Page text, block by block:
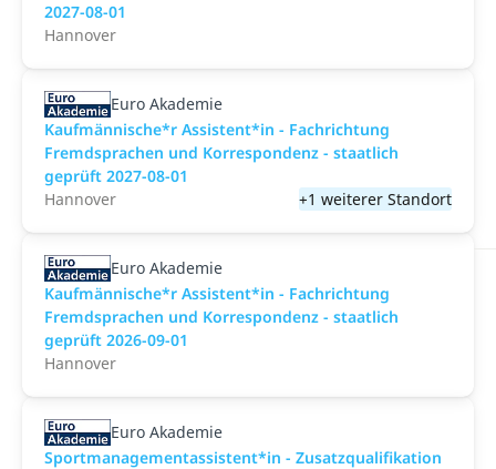
2027-08-01
Hannover
Euro Akademie
Kaufmännische*r Assistent*in - Fachrichtung
Fremdsprachen und Korrespondenz - staatlich
geprüft 2027-08-01
Hannover
+1 weiterer Standort
Euro Akademie
Kaufmännische*r Assistent*in - Fachrichtung
Fremdsprachen und Korrespondenz - staatlich
geprüft 2026-09-01
Hannover
Euro Akademie
Sportmanagementassistent*in - Zusatzqualifikation